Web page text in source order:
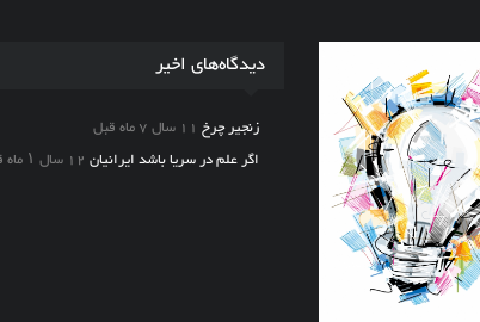
دیدگاه‌های اخیر
زنجیر چرخ 11 سال 7 ماه قبل
اگر علم در سریا باشد ایرانیان 12 سال ۱ ماه قبل